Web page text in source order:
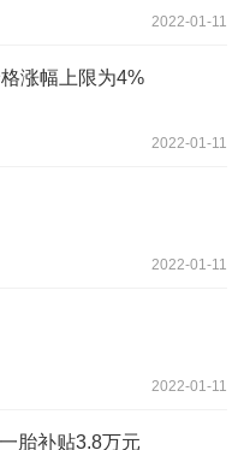
2022-01-11
涨幅上限为4%
2022-01-11
2022-01-11
2022-01-11
胎补贴3.8万元